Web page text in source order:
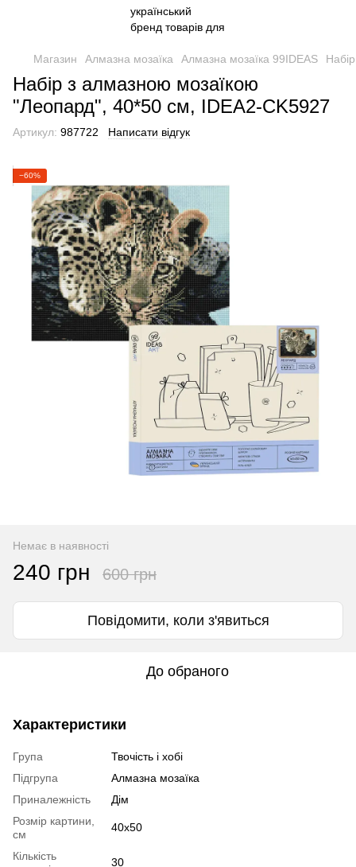
Магазин Алмазна мозаїка Алмазна мозаїка 99IDEAS
Набір з алмазною мозаїкою
"Леопард", 40*50 см, IDEA2-CK5927
Артикул: 987722 Написати відгук
−60%
Немає в наявності
240 грн 600 грн
Повідомити, коли з'явиться
До обраного
Характеристики
Група
Твочість і хобі
Підгрупа
Алмазна мозаїка
Приналежність
Дім
Розмір картини,
см
40x50
Кількість
30